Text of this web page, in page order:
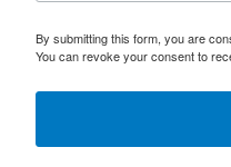
By submitting this form, you are
You can revoke your consent to